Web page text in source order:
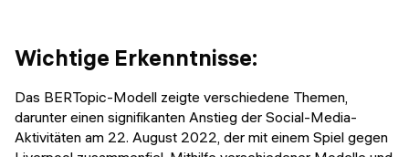
Wichtige Erkenntnisse:
Das BERTopic-Modell zeigte verschiedene Themen,
darunter einen signifikanten Anstieg der Social-Media-
Aktivitäten am 22. August 2022, der mit einem Spiel gegen